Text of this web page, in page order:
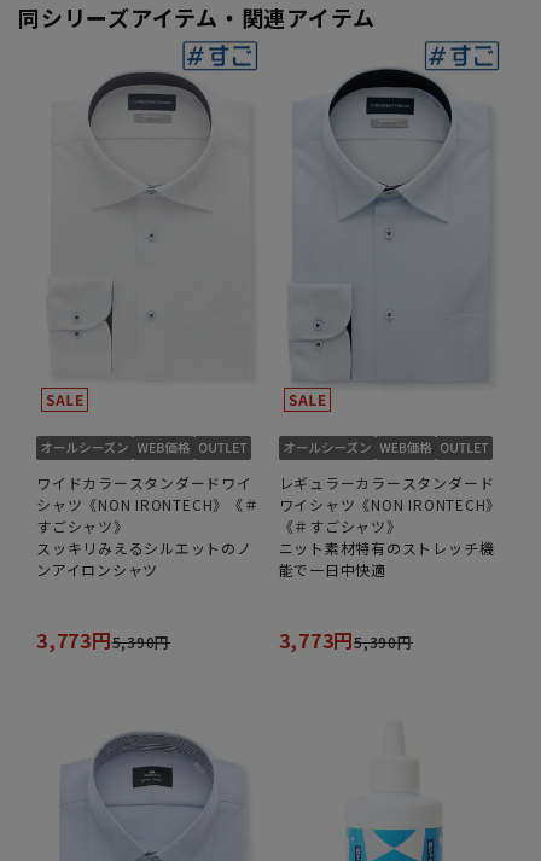
同シリーズアイテム・関連アイテム
ワイドカラースタンダードワイ
シャツ《NON IRONTECH》《＃
すごシャツ》
スッキリみえるシルエットのノ
ンアイロンシャツ
3,773円5,390円
レギュラーカラースタンダード
ワイシャツ《NON IRONTECH》
《＃すごシャツ》
ニット素材特有のストレッチ機
能で一日中快適
3,773円5,390円